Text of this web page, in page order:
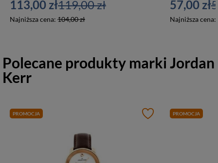
113,00 zł
Najniższa cena: 104,00 zł
119,00 zł 57,00 zł
Najniższa cena:
Polecane produkty markiJordan
Kerr
PROMOCJA PROMOCJA